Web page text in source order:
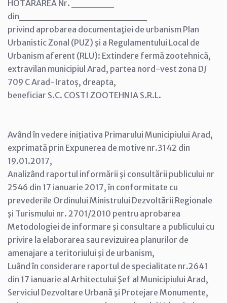
HOTĂRÂREA Nr. ______
din__________________
privind aprobarea documentaţiei de urbanism Plan
Urbanistic Zonal (PUZ) şi a Regulamentului Local de
Urbanism aferent (RLU): Extindere fermă zootehnică,
extravilan municipiul Arad, partea nord-vest zona DJ
709 C Arad-Iratoș, dreapta,
beneficiar S.C. COSTI ZOOTEHNIA S.R.L.
Având în vedere iniţiativa Primarului Municipiului Arad,
exprimată prin Expunerea de motive nr.3142 din
19.01.2017,
Analizând raportul informării şi consultării publicului nr
2546 din 17 ianuarie 2017, în conformitate cu
prevederile Ordinului Ministrului Dezvoltării Regionale
şi Turismului nr. 2701/2010 pentru aprobarea
Metodologiei de informare şi consultare a publicului cu
privire la elaborarea sau revizuirea planurilor de
amenajare a teritoriului şi de urbanism,
Luând în considerare raportul de specialitate nr.2641
din 17 ianuarie al Arhitectului Şef al Municipiului Arad,
Serviciul Dezvoltare Urbană şi Protejare Monumente,